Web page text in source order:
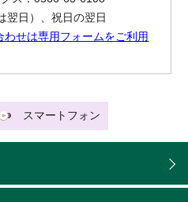
翌日）、祝日の翌日
せは専用フォームをご利用
スマートフォン